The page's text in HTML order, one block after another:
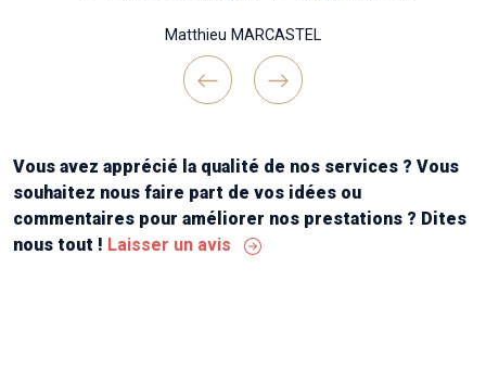
vous voulez des travaux bien réfléchis en
amont , un chantier bien tenu et une belle
réalisation finale !
Matthieu MARCASTEL
PreviousNext
Vous avez apprécié la qualité de nos services ? Vous
souhaitez nous faire part de vos idées ou
commentaires pour améliorer nos prestations ? Dites
nous tout ! Laisser un avis